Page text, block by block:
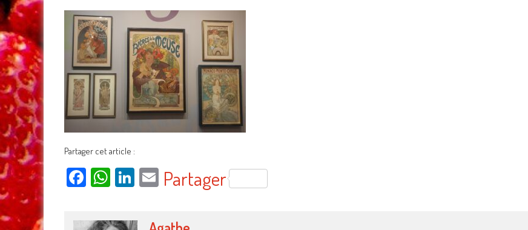
Partager cet article :
Facebook
WhatsApp
LinkedIn
Email
Partager